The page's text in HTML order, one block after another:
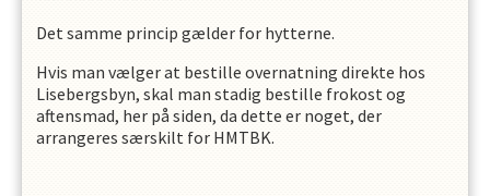
Det samme princip gælder for hytterne.
Hvis man vælger at bestille overnatning direkte hos
Lisebergsbyn, skal man stadig bestille frokost og
aftensmad, her på siden, da dette er noget, der
arrangeres særskilt for HMTBK.